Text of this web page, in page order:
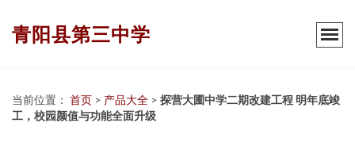
青阳县第三中学
当前位置： 首页 > 产品大全 > 探营大圃中学二期改建工程 明年底竣
工，校园颜值与功能全面升级